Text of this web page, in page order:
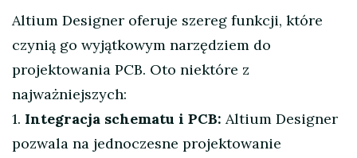
Altium Designer oferuje szereg funkcji, które
czynią go wyjątkowym narzędziem do
projektowania PCB. Oto niektóre z
najważniejszych:
1. Integracja schematu i PCB: Altium Designer
pozwala na jednoczesne projektowanie